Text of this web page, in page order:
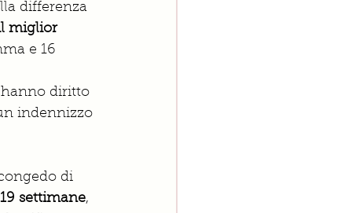
differenza
miglior
e 16
hanno diritto
indennizzo
di
settimane,